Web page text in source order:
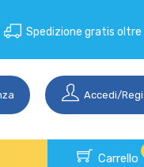
Spedizione gratis oltre
Accedi/
Carrello